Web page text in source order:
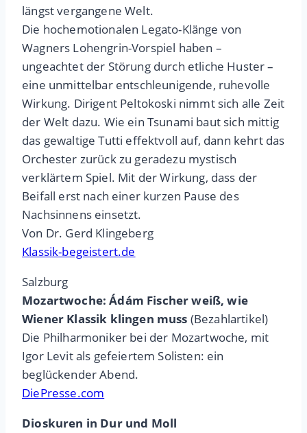
längst vergangene Welt.
Die hochemotionalen Legato-Klänge von
Wagners Lohengrin-Vorspiel haben –
ungeachtet der Störung durch etliche Huster –
eine unmittelbar entschleunigende, ruhevolle
Wirkung. Dirigent Peltokoski nimmt sich alle Zeit
der Welt dazu. Wie ein Tsunami baut sich mittig
das gewaltige Tutti effektvoll auf, dann kehrt das
Orchester zurück zu geradezu mystisch
verklärtem Spiel. Mit der Wirkung, dass der
Beifall erst nach einer kurzen Pause des
Nachsinnens einsetzt.
Von Dr. Gerd Klingeberg
Klassik-begeistert.de
Salzburg
Mozartwoche: Ádám Fischer weiß, wie
Wiener Klassik klingen muss (Bezahlartikel)
Die Philharmoniker bei der Mozartwoche, mit
Igor Levit als gefeiertem Solisten: ein
beglückender Abend.
DiePresse.com
Dioskuren in Dur und Moll